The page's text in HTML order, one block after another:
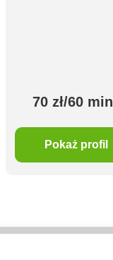
70 zł/60 min
Pokaż profil